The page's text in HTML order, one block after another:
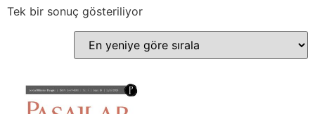
Tek bir sonuç gösteriliyor